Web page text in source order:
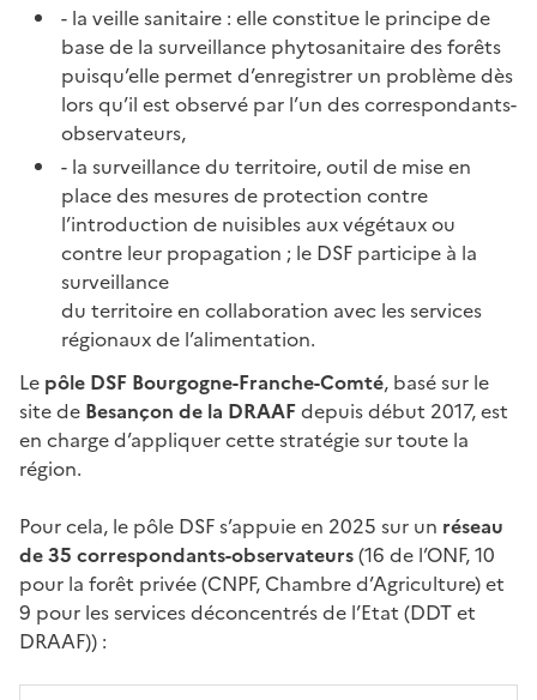
- la veille sanitaire : elle constitue le principe de
base de la surveillance phytosanitaire des forêts
puisqu’elle permet d’enregistrer un problème dès
lors qu’il est observé par l’un des correspondants-
observateurs,
- la surveillance du territoire, outil de mise en
place des mesures de protection contre
l’introduction de nuisibles aux végétaux ou
contre leur propagation ; le DSF participe à la
surveillance
du territoire en collaboration avec les services
régionaux de l’alimentation.
Le pôle DSF Bourgogne-Franche-Comté, basé sur le
site de Besançon de la DRAAFdepuis début 2017, est
en charge d’appliquer cette stratégie sur toute la
région.
Pour cela, le pôle DSF s’appuie en 2025 sur un réseau
de 35 correspondants-observateurs(16 de l’ONF, 10
pour la forêt privée (CNPF, Chambre d’Agriculture) et
9 pour les services déconcentrés de l’Etat (DDT et
DRAAF)) :